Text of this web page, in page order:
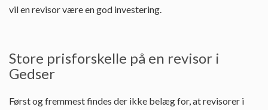
vil en revisor være en god investering.
Store prisforskelle på en revisor i
Gedser
Først og fremmest findes der ikke belæg for, at revisorer i